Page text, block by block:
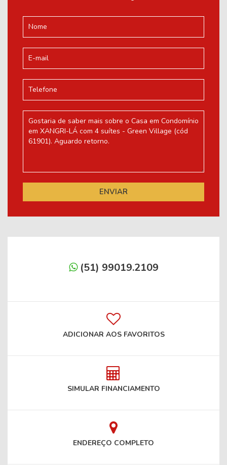
(51) 99019.2109
ADICIONAR AOS FAVORITOS
SIMULAR FINANCIAMENTO
ENDEREÇO COMPLETO